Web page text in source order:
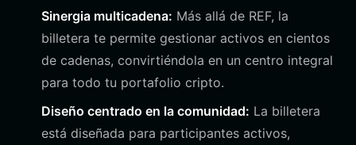
Sinergia multicadena: Más allá de REF, la
billetera te permite gestionar activos en cientos
de cadenas, convirtiéndola en un centro integral
para todo tu portafolio cripto.
Diseño centrado en la comunidad: La billetera
está diseñada para participantes activos,